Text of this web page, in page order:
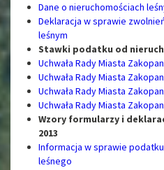
Dane o nieruchomościach
Deklaracja w sprawie
leśnym
Stawki podatku od
Uchwała Rady Miasta
Uchwała Rady Miasta
Uchwała Rady Miasta
Uchwała Rady Miasta
Wzory formularzy i
2013
Informacja w sprawie
leśnego